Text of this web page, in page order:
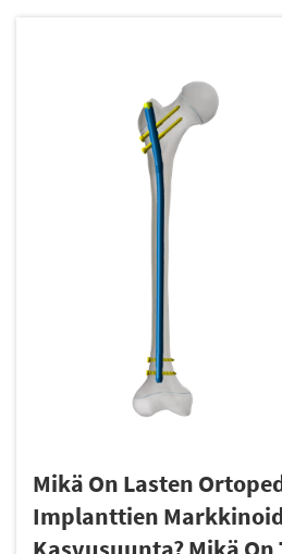
Mikä On Lasten
Implanttien